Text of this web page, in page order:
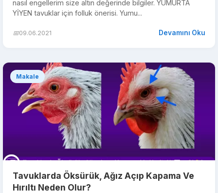
nasıl engellerim size altın değerinde bilgiler. YUMURTA
YİYEN tavuklar için folluk önerisi. Yumu...
📅09.06.2021 Devamını Oku
Makale
Tavuklarda Öksürük, Ağız Açıp Kapama Ve
Hırıltı Neden Olur?